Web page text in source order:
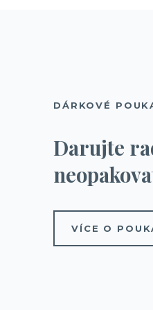
DÁRKOVÉ
Darujte
VÍCE O